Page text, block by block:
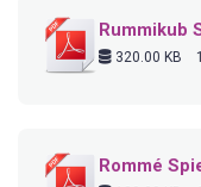
Rummikub
320.00 KB
Rommé